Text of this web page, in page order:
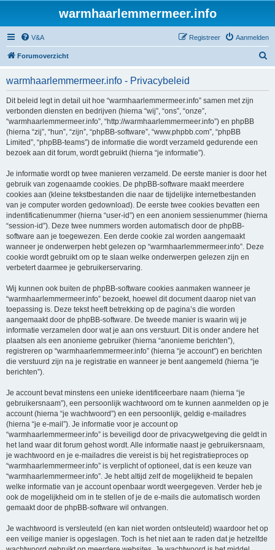
warmhaarlemmermeer.info
V&A Aanmelden
Registreer
Forumoverzicht
warmhaarlemmermeer.info - Privacybeleid
Dit beleid legt in detail uit hoe “warmhaarlemmermeer.info” samen met zijn
verbonden diensten en bedrijven (hierna “wij”, “ons”, “onze”,
“warmhaarlemmermeer.info”, “http://warmhaarlemmermeer.info”) en phpBB
(hierna “zij”, “hun”, “zijn”, “phpBB-software”, “www.phpbb.com”, “phpBB
Limited”, “phpBB-teams”) de informatie die wordt verzameld gedurende een
bezoek aan dit forum, wordt gebruikt (hierna “je informatie”).
Je informatie wordt op twee manieren verzameld. De eerste manier is door het
gebruik van zogenaamde cookies. De phpBB-software maakt meerdere
cookies aan (kleine tekstbestanden die naar de tijdelijke internetbestanden
van je computer worden gedownload). De eerste twee cookies bevatten een
indentificatienummer (hierna “user-id”) en een anoniem sessienummer (hierna
“session-id”). Deze twee nummers worden automatisch door de phpBB-
software aan je toegewezen. Een derde cookie zal worden aangemaakt
wanneer je onderwerpen hebt gelezen op “warmhaarlemmermeer.info”. Deze
cookie wordt gebruikt om op te slaan welke onderwerpen gelezen zijn en
verbetert daarmee je gebruikerservaring.
Wij kunnen ook buiten de phpBB-software cookies aanmaken wanneer je
“warmhaarlemmermeer.info” bezoekt, hoewel dit document daarop niet van
toepassing is. Deze tekst heeft betrekking op de pagina’s die worden
aangemaakt door de phpBB-software. De tweede manier is waarin wij je
informatie verzamelen door wat je aan ons verstuurt. Dit is onder andere het
plaatsen als een anonieme gebruiker (hierna “anonieme berichten”),
registreren op “warmhaarlemmermeer.info” (hierna “je account”) en berichten
die verstuurd zijn na je registratie en wanneer je bent aangemeld (hierna “je
berichten”).
Je account bevat minstens een unieke identificeerbare naam (hierna “je
gebruikersnaam”), een persoonlijk wachtwoord om te kunnen aanmelden op je
account (hierna “je wachtwoord”) en een persoonlijk, geldig e-mailadres
(hierna “je e-mail”). Je informatie voor je account op
“warmhaarlemmermeer.info” is beveiligd door de privacywetgeving die geldt in
het land waar dit forum gehost wordt. Alle informatie naast je gebruikersnaam,
je wachtwoord en je e-mailadres die vereist is bij het registratieproces op
“warmhaarlemmermeer.info” is verplicht of optioneel, dat is een keuze van
“warmhaarlemmermeer.info”. Je hebt altijd zelf de mogelijkheid te bepalen
welke informatie van je account openbaar wordt weergegeven. Verder heb je
ook de mogelijkheid om in te stellen of je de e-mails die automatisch worden
gemaakt door de phpBB-software wil ontvangen.
Je wachtwoord is versleuteld (en kan niet worden ontsleuteld) waardoor het op
een veilige manier is opgeslagen. Toch is het niet aan te raden dat je hetzelfde